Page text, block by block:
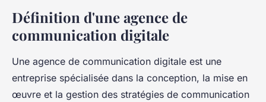
Définition d'une agence de
communication digitale
Une agence de communication digitale est une
entreprise spécialisée dans la conception, la mise en
œuvre et la gestion des stratégies de communication